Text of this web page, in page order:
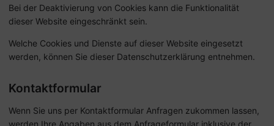
Bei der Deaktivierung von Cookies kann die Funktionalität
dieser Website eingeschränkt sein.
Welche Cookies und Dienste auf dieser Website eingesetzt
werden, können Sie dieser Datenschutzerklärung entnehmen.
Kontaktformular
Wenn Sie uns per Kontaktformular Anfragen zukommen lassen,
werden Ihre Angaben aus dem Anfrageformular inklusive der